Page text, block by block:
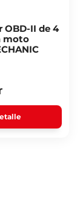
OBD-II de 4
moto